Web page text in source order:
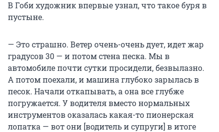
В Гоби художник впервые узнал, что такое буря в
пустыне.
— Это страшно. Ветер очень-очень дует, идет жар
градусов 30 — и потом стена песка. Мы в
автомобиле почти сутки просидели, безвылазно.
А потом поехали, и машина глубоко зарылась в
песок. Начали откапывать, а она все глубже
погружается. У водителя вместо нормальных
инструментов оказалась какая-то пионерская
лопатка — вот они [водитель и супруги] в итоге